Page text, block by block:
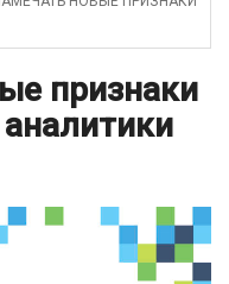
свой бизнес?
признаки